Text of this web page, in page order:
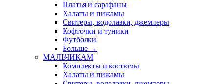
Платья и сарафаны
Халаты и пижамы
Свитеры, водолазки, джемперы
Кофточки и туники
Футболки
Больше →
МАЛЬЧИКАМ
Комплекты и костюмы
Халаты и пижамы